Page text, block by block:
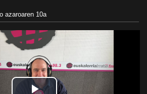
azaroaren 10a